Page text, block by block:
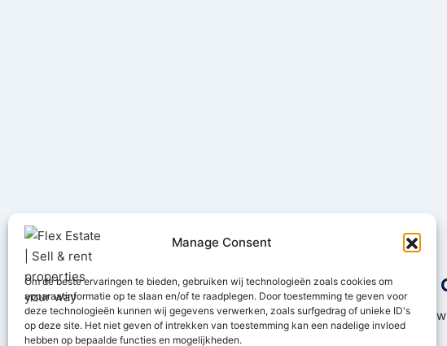
Manage Consent
Om de beste ervaringen te bieden, gebruiken wij technologieën zoals cookies om
apparaatinformatie op te slaan en/of te raadplegen. Door toestemming te geven voor
deze technologieën kunnen wij gegevens verwerken, zoals surfgedrag of unieke ID's
op deze site. Het niet geven of intrekken van toestemming kan een nadelige invloed
hebben op bepaalde functies en mogelijkheden.
Blijf op
Ontvang updates,